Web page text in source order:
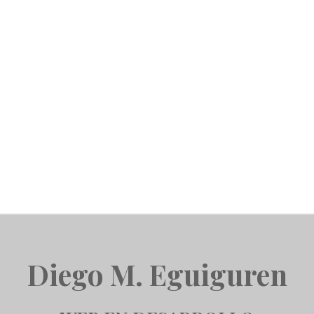
Diego M. Eguiguren